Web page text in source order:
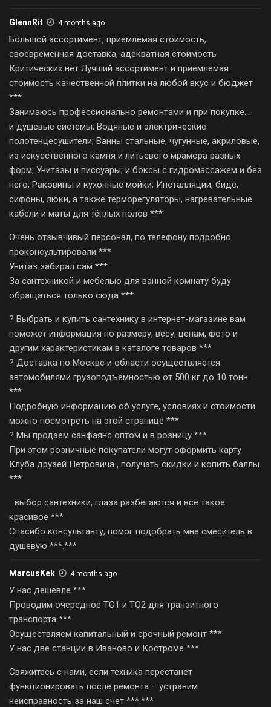
GlennRit 4 months ago
Большой ассортимент, приемлемая стоимость,
своевременная доставка, адекватная стоимость
Критических нет Лучший ассортимент и приемлемая
стоимость качественной плитки на любой вкус и бюджет
***
Занимаюсь профессионально ремонтами и при покупке…
и душевые системы; Водяные и электрические
полотенцесушители; Ванны стальные, чугунные, акриловые,
из искусственного камня и литьевого мрамора разных
форм; Унитазы и писсуары; и боксы с гидромассажем и без
него; Раковины и кухонные мойки; Инсталляции, биде,
сифоны, люки, а также терморегуляторы, нагревательные
кабели и маты для тёплых полов ***
Очень отзывчивый персонал, по телефону подробно
проконсультировали ***
Унитаз забирал сам ***
За сантехникой и мебелью для ванной комнату буду
обращаться только сюда ***
? Выбрать и купить сантехнику в интернет-магазине вам
поможет информация по размеру, весу, ценам, фото и
другим характеристикам в каталоге товаров ***
? Доставка по Москве и области осуществляется
автомобилями грузоподъемностью от 500 кг до 10 тонн
***
Подробную информацию об услуге, условиях и стоимости
можно посмотреть на этой странице ***
? Мы продаем санфаянс оптом и в розницу ***
При этом розничные покупатели могут оформить карту
Клуба друзей Петровича , получать скидки и копить баллы
***
…выбор сантехники, глаза разбегаются и все такое
красивое ***
Спасибо консультанту, помог подобрать мне смеситель в
душевую ***.***
MarcusKek 4 months ago
У нас дешевле ***
Проводим очередное ТО1 и ТО2 для транзитного
транспорта ***
Осуществляем капитальный и срочный ремонт ***
У нас две станции в Иваново и Костроме ***
Свяжитесь с нами, если техника перестанет
функционировать после ремонта – устраним
неисправность за наш счет ***.***